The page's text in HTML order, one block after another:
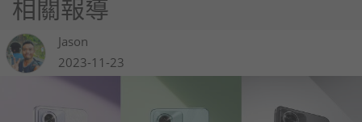
相關報導
Jason
2023-11-23